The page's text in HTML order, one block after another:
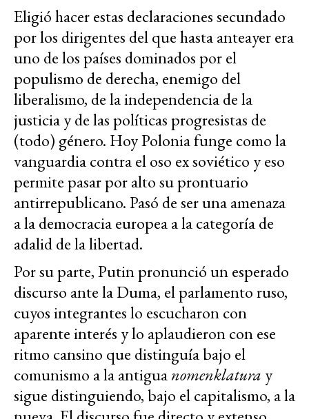
Eligió hacer estas declaraciones secundado
por los dirigentes del que hasta anteayer era
uno de los países dominados por el
populismo de derecha, enemigo del
liberalismo, de la independencia de la
justicia y de las políticas progresistas de
(todo) género. Hoy Polonia funge como la
vanguardia contra el oso ex soviético y eso
permite pasar por alto su prontuario
antirrepublicano. Pasó de ser una amenaza
a la democracia europea a la categoría de
adalid de la libertad.
Por su parte, Putin pronunció un esperado
discurso ante la Duma, el parlamento ruso,
cuyos integrantes lo escucharon con
aparente interés y lo aplaudieron con ese
ritmo cansino que distinguía bajo el
comunismo a la antiguanomenklatura y
sigue distinguiendo, bajo el capitalismo, a la